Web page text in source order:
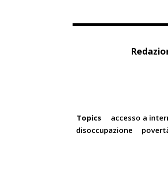
Topics accesso a
disoccupazione